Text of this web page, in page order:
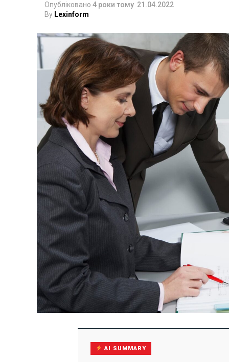
Опубліковано 4 роки тому 21.04.2022
By Lexinform
AI SUMMARY